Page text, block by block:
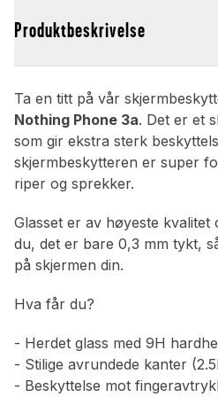
Produktbeskrivelse
Ta en titt på vår
Nothing Phone 3a. Det er et
som gir ekstra sterk
skjermbeskytteren er super
riper og sprekker.
Glasset er av høyeste
du, det er bare 0,3 mm tykt,
på skjermen din.
Hva får du?
- Herdet glass med 9H
- Stilige avrundede kanter
- Beskyttelse mot